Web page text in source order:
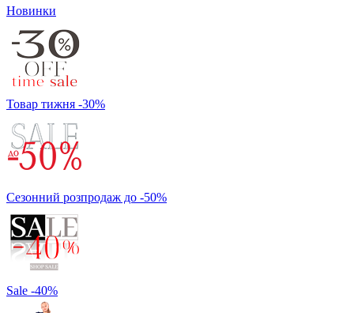
Новинки
Товар тижня -30%
Сезонний розпродаж до -50%
Sale -40%